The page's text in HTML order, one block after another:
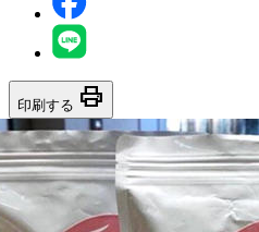
印刷する print